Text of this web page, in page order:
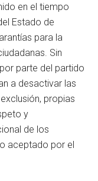
en el tiempo
Estado de
para la
Sin
parte del partido
a desactivar las
propias
y
de los
aceptado por el